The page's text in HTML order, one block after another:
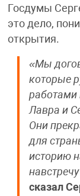
Госдумы
это дело,
открытия.
«Мы
которые
работами
Лавра и
Они
для
историю
сказал